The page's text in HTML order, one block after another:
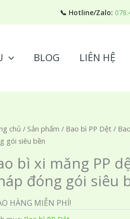
📞 Hotline/Zalo:
BLOG LIÊN HỆ
chủ / Sản phẩm / Bao bì PP Dệt /
gói siêu bền
bì xi măng PP
đóng gói siêu
HÀNG MIỄN PHÍ!